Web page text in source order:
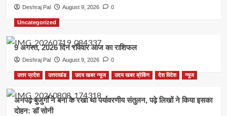
Deshraj Pal August 9, 2026 0
Uncategorized
9 अगस्त, 2026 दिन रविवार आज का राशिफल
Deshraj Pal August 9, 2026 0
उत्तर प्रदेश उत्तराखंड उदय खबर न्यूज उदय खबर ब्रेकिंग देश विदेश न्यूज
अनपढ़ बुजुर्गों ने बना के रखा था पर्यावरणीय संतुलन, पढ़े लिखों ने किया इसका
दोहन: डॉ सोनी